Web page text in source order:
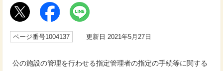
ページ番号1004137 更新日 2021年5月27日
公の施設の管理を行わせる指定管理者の指定の手続等に関する